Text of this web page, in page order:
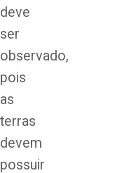
deve
ser
observado,
pois
as
terras
devem
possuir